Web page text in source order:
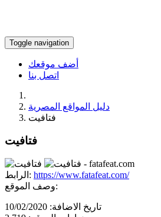
Toggle navigation
أضف موقعك
اتصل بنا
دليل المواقع المصرية
فتافيت
فتافيت
الرابط: https://www.fatafeat.com/
وصف الموقع:
تاريخ الاضافة: 10/02/2020